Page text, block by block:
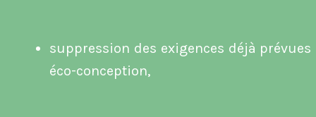
suppression des exigences déjà
éco-conception,